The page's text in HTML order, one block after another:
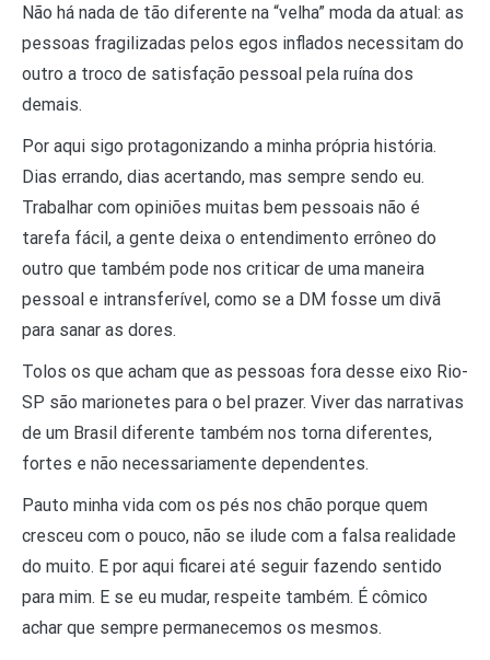
Não há nada de tão diferente na “velha” moda da atual: as
pessoas fragilizadas pelos egos inflados necessitam do
outro a troco de satisfação pessoal pela ruína dos
demais.
Por aqui sigo protagonizando a minha própria história.
Dias errando, dias acertando, mas sempre sendo eu.
Trabalhar com opiniões muitas bem pessoais não é
tarefa fácil, a gente deixa o entendimento errôneo do
outro que também pode nos criticar de uma maneira
pessoal e intransferível, como se a DM fosse um divã
para sanar as dores.
Tolos os que acham que as pessoas fora desse eixo Rio-
SP são marionetes para o bel prazer. Viver das narrativas
de um Brasil diferente também nos torna diferentes,
fortes e não necessariamente dependentes.
Pauto minha vida com os pés nos chão porque quem
cresceu com o pouco, não se ilude com a falsa realidade
do muito. E por aqui ficarei até seguir fazendo sentido
para mim. E se eu mudar, respeite também. É cômico
achar que sempre permanecemos os mesmos.